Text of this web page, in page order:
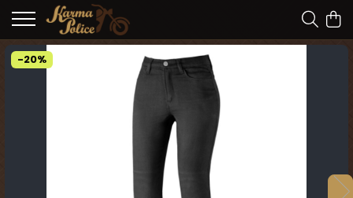
-20%